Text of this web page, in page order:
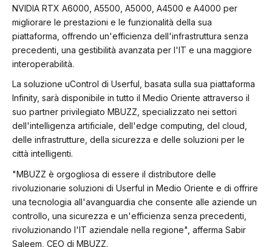
NVIDIA RTX A6000, A5500, A5000, A4500 e A4000 per
migliorare le prestazioni e le funzionalità della sua
piattaforma, offrendo un'efficienza dell'infrastruttura senza
precedenti, una gestibilità avanzata per l'IT e una maggiore
interoperabilità.
La soluzione uControl di Userful, basata sulla sua piattaforma
Infinity, sarà disponibile in tutto il Medio Oriente attraverso il
suo partner privilegiato MBUZZ, specializzato nei settori
dell'intelligenza artificiale, dell'edge computing, del cloud,
delle infrastrutture, della sicurezza e delle soluzioni per le
città intelligenti.
"MBUZZ è orgogliosa di essere il distributore delle
rivoluzionarie soluzioni di Userful in Medio Oriente e di offrire
una tecnologia all'avanguardia che consente alle aziende un
controllo, una sicurezza e un'efficienza senza precedenti,
rivoluzionando l'IT aziendale nella regione", afferma Sabir
Saleem, CEO di MBUZZ.